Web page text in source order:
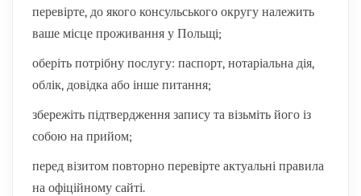
перевірте, до якого консульського округу належить
ваше місце проживання у Польщі;
оберіть потрібну послугу: паспорт, нотаріальна дія,
облік, довідка або інше питання;
збережіть підтвердження запису та візьміть його із
собою на прийом;
перед візитом повторно перевірте актуальні правила
на офіційному сайті.